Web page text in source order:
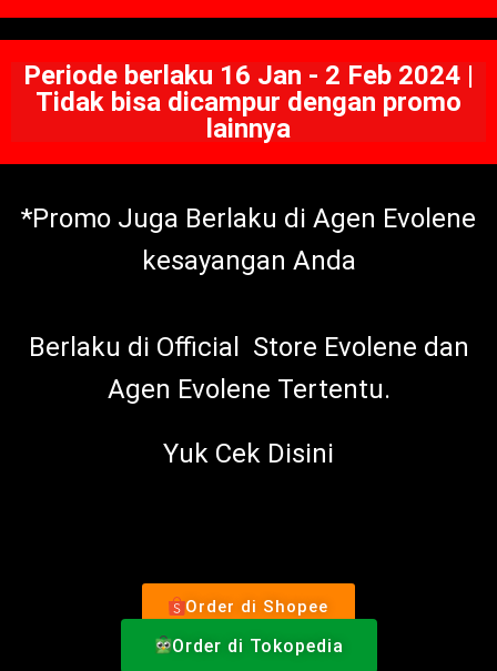
Periode berlaku 16 Jan - 2 Feb 2024 |
Tidak bisa dicampur dengan promo
lainnya
*Promo Juga Berlaku di Agen Evolene
kesayangan Anda
Berlaku di Official Store Evolene dan
Agen Evolene Tertentu.
Yuk Cek Disini
Order di Shopee
Order di Tokopedia